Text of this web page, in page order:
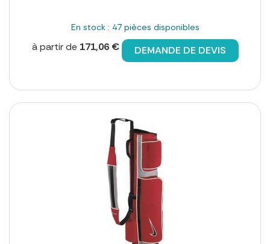
En stock : 47 pièces disponibles
à partir de 171,06 € DEMANDE DE DEVIS